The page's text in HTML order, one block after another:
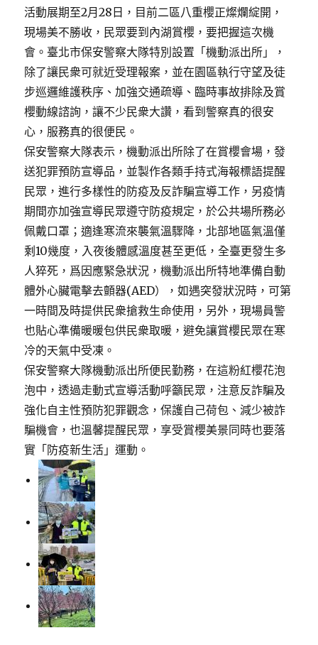
活動展期至2月28日，目前二區八重櫻正燦爛綻開，
現場美不勝收，民眾要到內湖賞櫻，要把握這次機
會。臺北市保安警察大隊特別設置「機動派出所」，
除了讓民衆可就近受理報案，並在園區執行守望及徒
步巡邏維護秩序、加強交通疏導、臨時事故排除及賞
櫻動線諮詢，讓不少民衆大讚，看到警察真的很安
心，服務真的很便民。
保安警察大隊表示，機動派出所除了在賞櫻會場，發
送犯罪預防宣導品，並製作各類手持式海報標語提醒
民眾，進行多樣性的防疫及反詐騙宣導工作，另疫情
期間亦加強宣導民眾遵守防疫規定，於公共場所務必
佩戴口罩；適逢寒流來襲氣溫驟降，北部地區氣溫僅
剩10幾度，入夜後體感溫度甚至更低，全臺更發生多
人猝死，爲因應緊急狀況，機動派出所特地準備自動
體外心臟電擊去顫器(AED），如遇突發狀況時，可第
一時間及時提供民衆搶救生命使用，另外，現場員警
也貼心準備暖暖包供民衆取暖，避免讓賞櫻民眾在寒
冷的天氣中受凍。
保安警察大隊機動派出所便民勤務，在這粉紅櫻花泡
泡中，透過走動式宣導活動呼籲民眾，注意反詐騙及
強化自主性預防犯罪觀念，保護自己荷包、減少被詐
騙機會，也溫馨提醒民眾，享受賞櫻美景同時也要落
實「防疫新生活」運動。